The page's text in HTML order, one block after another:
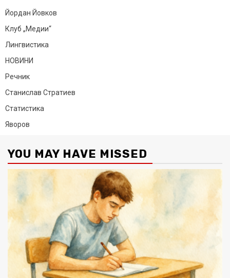
Йордан Йовков
Клуб „Медии“
Лингвистика
НОВИНИ
Речник
Станислав Стратиев
Статистика
Яворов
YOU MAY HAVE MISSED